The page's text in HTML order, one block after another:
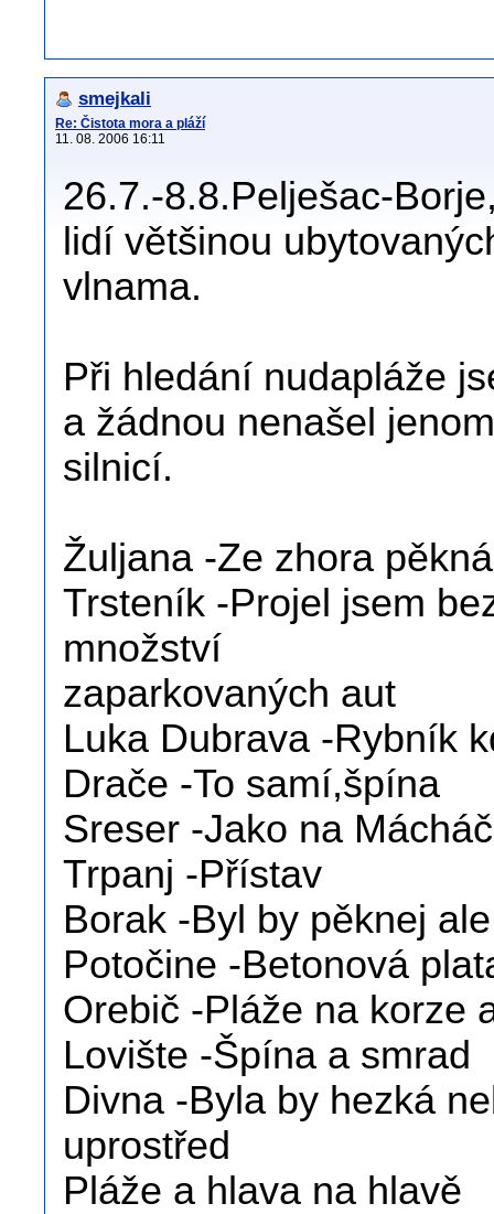
smejkali
Re: Čistota mora a pláží
11. 08. 2006 16:11
26.7.-8.8.Pelješac-
lidí většinou
vlnama.
Při hledání nudapláže
a žádnou nenašel
silnicí.
Žuljana -Ze zhora
Trsteník -Projel jsem
množství
zaparkovaných aut
Luka Dubrava -Rybník
Drače -To samí,špína
Sreser -Jako na
Trpanj -Přístav
Borak -Byl by pěknej
Potočine -Betonová
Orebič -Pláže na korze
Lovište -Špína a smrad
Divna -Byla by hezká
uprostřed
Pláže a hlava na hlavě